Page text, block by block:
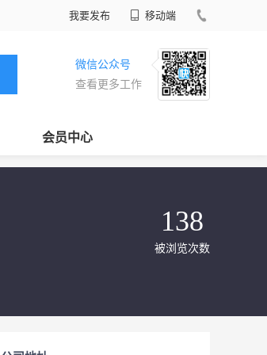
我要发布 移动端
微信公众号
查看更多工作
会员中心
138
被浏览次数